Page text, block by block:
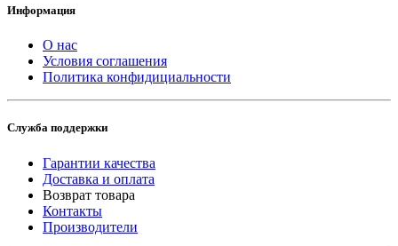
Информация
О нас
Условия соглашения
Политика конфидициальности
Служба поддержки
Гарантии качества
Доставка и оплата
Возврат товара
Контакты
Производители